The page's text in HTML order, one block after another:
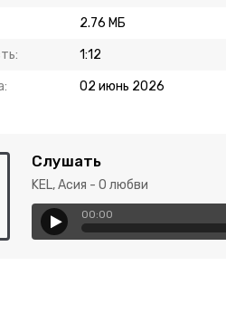
2.76 МБ
1:12
02 июнь 2026
Слушать
KEL, Асия - О любви
00:00